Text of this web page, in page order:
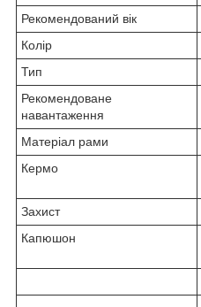
Рекомендований вік
Колір
Тип
Рекомендоване
навантаження
Матеріал рами
Кермо
Захист
Капюшон